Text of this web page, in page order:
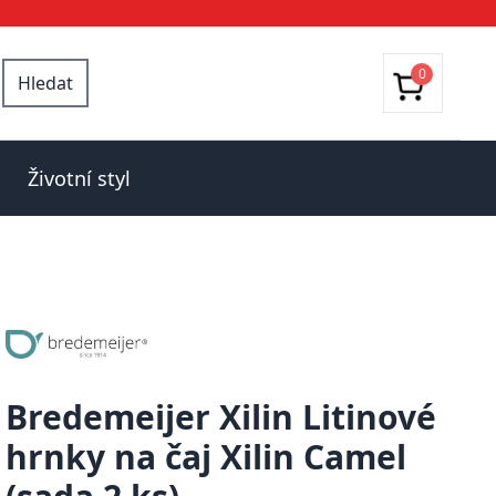
Hledat 0
Životní styl
Bredemeijer Xilin Litinové
hrnky na čaj Xilin Camel